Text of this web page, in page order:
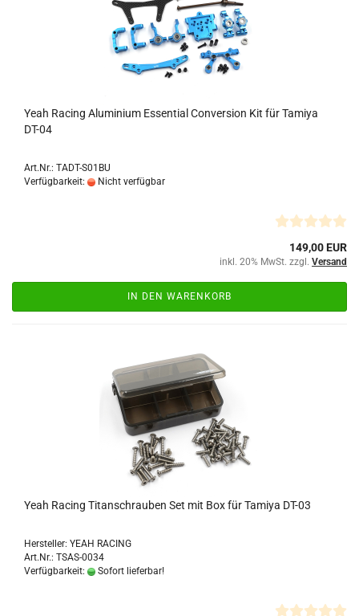
Yeah Racing Aluminium Essential Conversion Kit für Tamiya
DT-04
Art.Nr.: TADT-S01BU
Verfügbarkeit:
Nicht verfügbar
149,00 EUR
inkl. 20% MwSt. zzgl. Versand
IN DEN WARENKORB
Yeah Racing Titanschrauben Set mit Box für Tamiya DT-03
Hersteller: YEAH RACING
Art.Nr.: TSAS-0034
Verfügbarkeit:
Sofort lieferbar!